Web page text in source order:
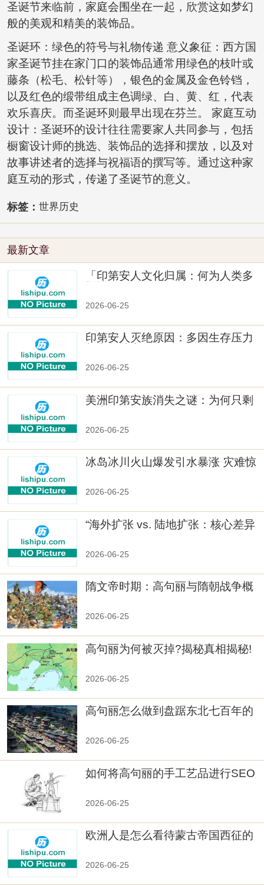
圣诞节来临前，家庭会围坐在一起，欣赏这如梦幻
般的美观和精美的装饰品。
圣诞环：绿色的符号与礼物传递 意义象征：西方国
家圣诞节挂在家门口的装饰品通常用绿色的枝叶或
藤条（松毛、松针等），银色的金属及金色铃铛，
以及红色的缎带组成主色调绿、白、黄、红，代表
欢乐喜庆。而圣诞环则最早出现在芬兰。 家庭互动
设计：圣诞环的设计往往需要家人共同参与，包括
橱窗设计师的挑选、装饰品的选择和摆放，以及对
故事讲述者的选择与祝福语的撰写等。通过这种家
庭互动的形式，传递了圣诞节的意义。
标签： 世界历史
最新文章
「印第安人文化归属：何为人类多
2026-06-25
印第安人灭绝原因：多因生存压力
2026-06-25
美洲印第安族消失之谜：为何只剩
2026-06-25
冰岛冰川火山爆发引水暴涨 灾难惊
2026-06-25
“海外扩张 vs. 陆地扩张：核心差异
2026-06-25
隋文帝时期：高句丽与隋朝战争概
2026-06-25
高句丽为何被灭掉?揭秘真相揭秘!
2026-06-25
高句丽怎么做到盘踞东北七百年的
2026-06-25
如何将高句丽的手工艺品进行SEO
2026-06-25
欧洲人是怎么看待蒙古帝国西征的
2026-06-25